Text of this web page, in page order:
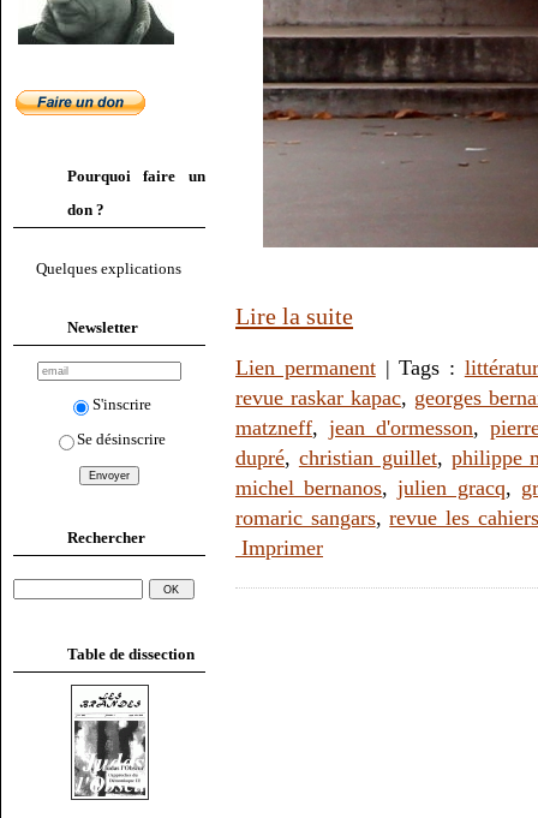
Pourquoi faire un
don ?
Quelques explications
Newsletter
S'inscrire
Se désinscrire
Rechercher
Table de dissection
Lire la suite
Lien permanent| Tags :
revue raskar kapac, georges
matzneff, jean d'ormesson,
dupré, christian guillet, philippe
michel bernanos,julien gracq,
romaric sangars,revue les
Imprimer